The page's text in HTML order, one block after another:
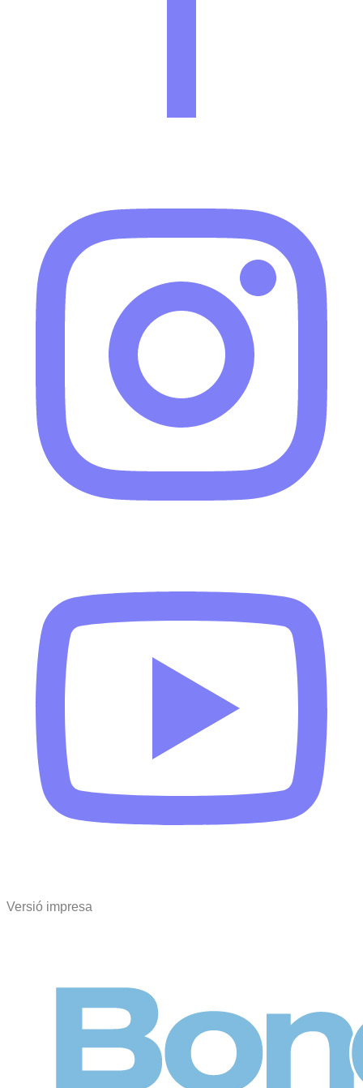
Versió impresa